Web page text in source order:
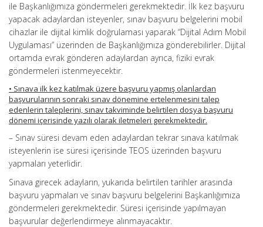
ile Başkanlığımıza göndermeleri gerekmektedir. İlk kez başvuru
yapacak adaylardan isteyenler, sınav başvuru belgelerini mobil
cihazlar ile dijital kimlik doğrulaması yaparak “Dijital Adım Mobil
Uygulaması” üzerinden de Başkanlığımıza gönderebilirler. Dijital
ortamda evrak gönderen adaylardan ayrıca, fiziki evrak
göndermeleri istenmeyecektir.
• Sınava ilk kez katılmak üzere başvuru yapmış olanlardan
başvurularının sonraki sınav dönemine ertelenmesini talep
edenlerin taleplerini, sınav takviminde belirtilen dosya başvuru
dönemi içerisinde yazılı olarak iletmeleri gerekmektedir.
– Sınav süresi devam eden adaylardan tekrar sınava katılmak
isteyenlerin ise süresi içerisinde TEOS üzerinden başvuru
yapmaları yeterlidir.
Sınava girecek adayların, yukarıda belirtilen tarihler arasında
başvuru yapmaları ve sınav başvuru belgelerini Başkanlığımıza
göndermeleri gerekmektedir. Süresi içerisinde yapılmayan
başvurular değerlendirmeye alınmayacaktır.